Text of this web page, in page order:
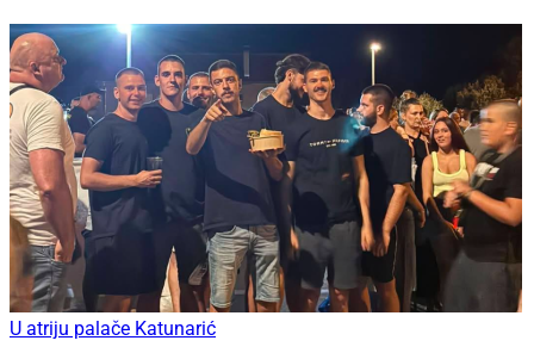
U atriju palače Katunarić